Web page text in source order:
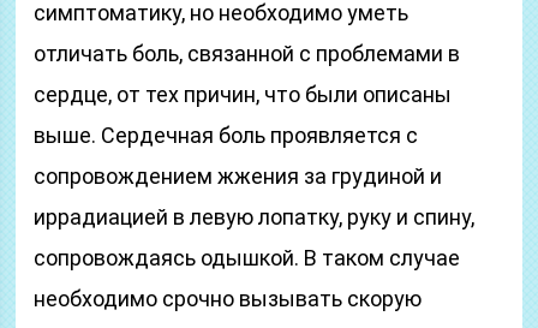
симптоматику, но необходимо уметь
отличать боль, связанной с проблемами в
сердце, от тех причин, что были описаны
выше. Сердечная боль проявляется с
сопровождением жжения за грудиной и
иррадиацией в левую лопатку, руку и спину,
сопровождаясь одышкой. В таком случае
необходимо срочно вызывать скорую